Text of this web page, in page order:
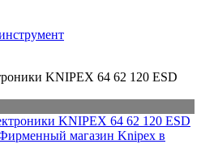
KNIPEX 64 62 120 ESD